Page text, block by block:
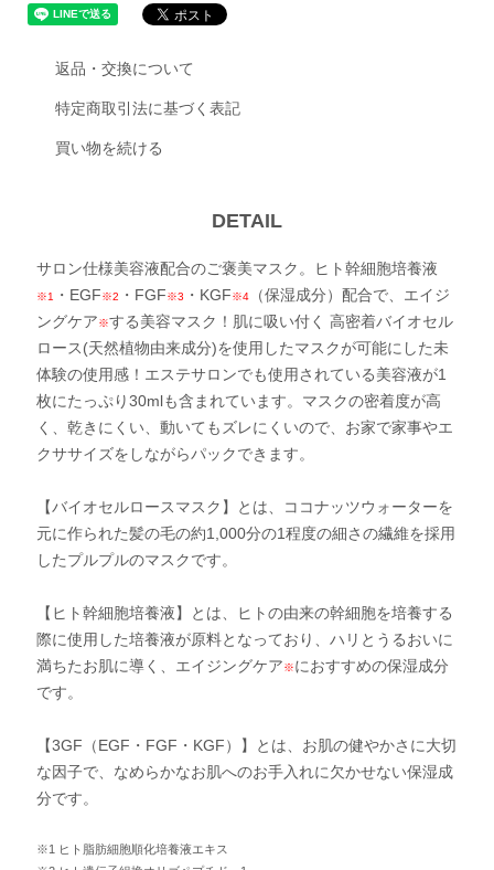
返品・交換について
特定商取引法に基づく表記
買い物を続ける
DETAIL
サロン仕様美容液配合のご褒美マスク。ヒト幹細胞培養液
※1 ・EGF※2 ・FGF※3 ・KGF※4
（保湿成分）配合で、エイジ
ングケア※する美容マスク！肌に吸い付く 高密着バイオセル
ロース(天然植物由来成分)を使用したマスクが可能にした未
体験の使用感！エステサロンでも使用されている美容液が1
枚にたっぷり30mlも含まれています。マスクの密着度が高
く、乾きにくい、動いてもズレにくいので、お家で家事やエ
クササイズをしながらパックできます。
【バイオセルロースマスク】とは、ココナッツウォーターを
元に作られた髪の毛の約1,000分の1程度の細さの繊維を採用
したプルプルのマスクです。
【ヒト幹細胞培養液】とは、ヒトの由来の幹細胞を培養する
際に使用した培養液が原料となっており、ハリとうるおいに
満ちたお肌に導く、エイジングケア※におすすめの保湿成分
です。
【3GF（EGF・FGF・KGF）】とは、お肌の健やかさに大切
な因子で、なめらかなお肌へのお手入れに欠かせない保湿成
分です。
※1 ヒト脂肪細胞順化培養液エキス